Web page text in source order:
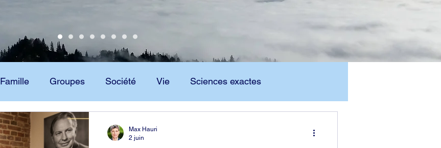
Famille Groupes Société Vie Sciences exactes
Scientologie Technologie
Max Hauri
2 juin